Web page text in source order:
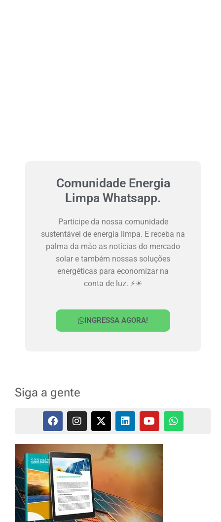
Comunidade Energia
Limpa Whatsapp.
Participe da nossa comunidade
sustentável de energia limpa. E receba na
palma da mão as notícias do mercado
solar e também nossas soluções
energéticas para economizar na
conta de luz. ⚡☀
INGRESSA AGORA!
Siga a gente